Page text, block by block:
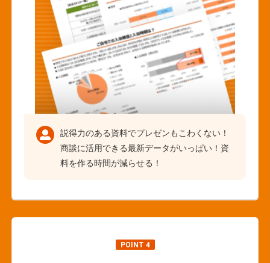
説得力のある資料でプレゼンもこわくない！
商談に活用できる最新データがいっぱい！資
料を作る時間が減らせる！
POINT 4